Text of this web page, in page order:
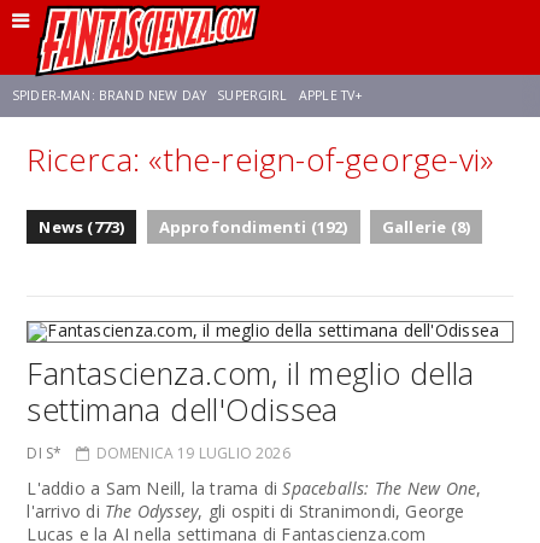
SPIDER-MAN: BRAND NEW DAY SUPERGIRL APPLE TV+
FRANCO RICCIARDIELLO ZENDAYA AVENGERS: DOOMSDAY STAR TREK
Ricerca: «the-reign-of-george-vi»
News (773) Approfondimenti (192) Gallerie (8)
Fantascienza.com, il meglio della
settimana dell'Odissea
DI S* DOMENICA 19 LUGLIO 2026
L'addio a Sam Neill, la trama diSpaceballs: The New One,
l'arrivo di The Odyssey, gli ospiti di Stranimondi, George
Lucas e la AI nella settimana di Fantascienza.com